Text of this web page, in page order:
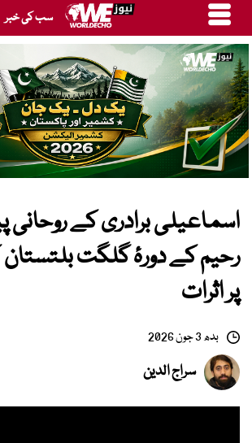
سب کی خبر
اسماعیلی برادری کے روحانی
رحیم کے دورۂ گلگت
پر اثرات
بدھ 3 جون 2026
سراج الدین